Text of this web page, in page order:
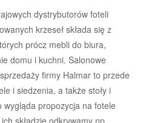
dystrybutorów foteli
krzeseł składa się z
prócz mebli do biura,
domu i kuchni. Salonowe
firmy Halmar to przede
i siedzenia, a także stoły i
wygląda propozycja na fotele
składzie odkrywamy np.